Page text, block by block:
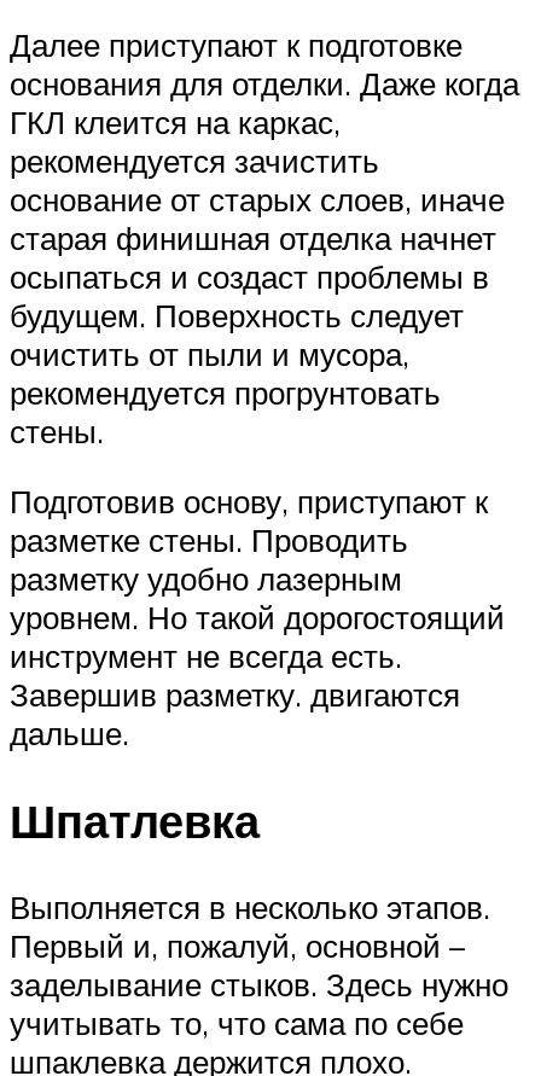
Далее приступают к подготовке
основания для отделки. Даже когда
ГКЛ клеится на каркас,
рекомендуется зачистить
основание от старых слоев, иначе
старая финишная отделка начнет
осыпаться и создаст проблемы в
будущем. Поверхность следует
очистить от пыли и мусора,
рекомендуется прогрунтовать
стены.
Подготовив основу, приступают к
разметке стены. Проводить
разметку удобно лазерным
уровнем. Но такой дорогостоящий
инструмент не всегда есть.
Завершив разметку. двигаются
дальше.
Шпатлевка
Выполняется в несколько этапов.
Первый и, пожалуй, основной –
заделывание стыков. Здесь нужно
учитывать то, что сама по себе
шпаклевка держится плохо.